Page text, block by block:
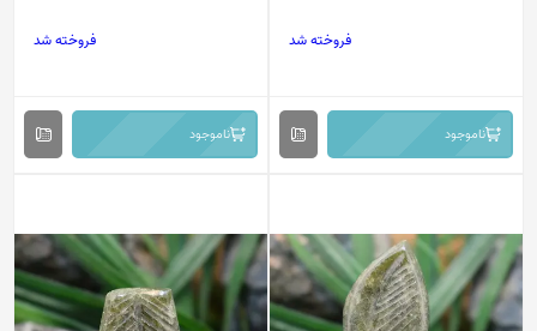
فروخته شد
ناموجود
فروخته شد
ناموجود